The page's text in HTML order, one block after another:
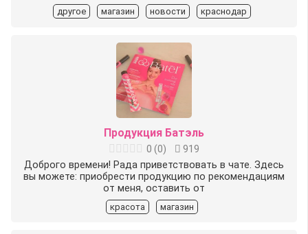
другое магазин новости краснодар
Продукция Батэль
0 (0)
919
Доброго времени! Рада приветствовать в чате. Здесь
вы можете: приобрести продукцию по рекомендациям
от меня, оставить от
красота магазин